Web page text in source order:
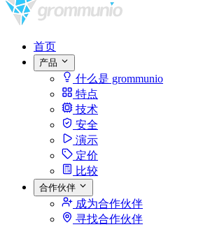
首页
产品
什么是 grommunio
特点
技术
安全
演示
定价
比较
合作伙伴
成为合作伙伴
寻找合作伙伴